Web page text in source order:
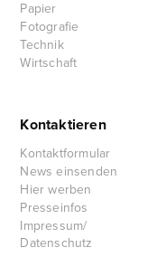
Papier
Fotografie
Technik
Wirtschaft
Kontaktieren
Kontaktformular
News einsenden
Hier werben
Presseinfos
Impressum/
Datenschutz